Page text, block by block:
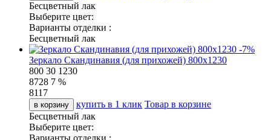
Бесцветный лак
Выберите цвет:
Варианты отделки :
Бесцветный лак
-7%
Зеркало Скандинавия (для прихожей) 800х1230
800 30 1230
8728 7 %
8117
в корзину купить в 1 клик Товар в корзине
Бесцветный лак
Выберите цвет: